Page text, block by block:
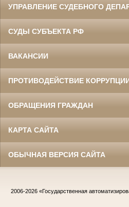
УПРАВЛЕНИЕ СУДЕБНОГО
СУДЫ СУБЪЕКТА РФ
ВАКАНСИИ
ПРОТИВОДЕЙСТВИЕ
ОБРАЩЕНИЯ ГРАЖДАН
КАРТА САЙТА
ОБЫЧНАЯ ВЕРСИЯ САЙТА
2006-2026 «Государственная